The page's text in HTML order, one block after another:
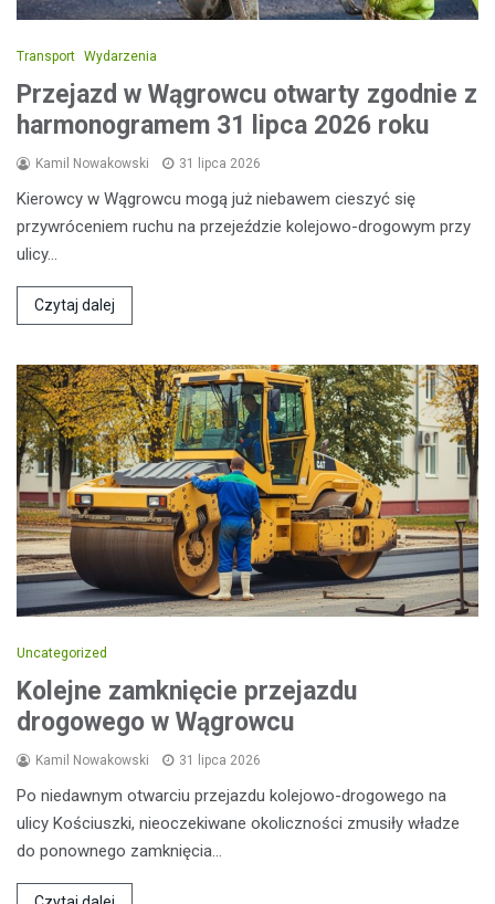
Transport Wydarzenia
Przejazd w Wągrowcu otwarty zgodnie z
harmonogramem 31 lipca 2026 roku
Kamil Nowakowski 31 lipca 2026
Kierowcy w Wągrowcu mogą już niebawem cieszyć się
przywróceniem ruchu na przejeździe kolejowo-drogowym przy
ulicy…
Czytaj dalej
Uncategorized
Kolejne zamknięcie przejazdu
drogowego w Wągrowcu
Kamil Nowakowski 31 lipca 2026
Po niedawnym otwarciu przejazdu kolejowo-drogowego na
ulicy Kościuszki, nieoczekiwane okoliczności zmusiły władze
do ponownego zamknięcia…